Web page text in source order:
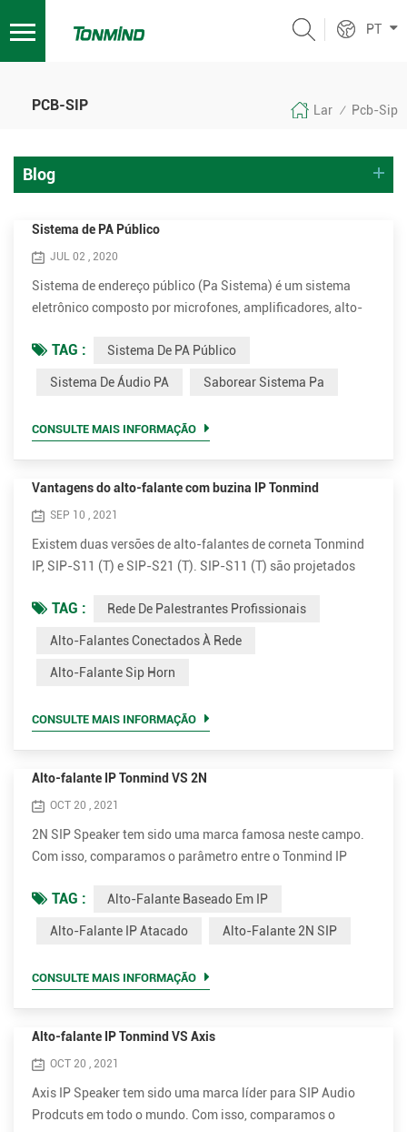
PT
PCB-SIP Lar / Pcb-Sip
Blog
Sistema de PA Público
JUL 02 , 2020
Sistema de endereço público (Pa Sistema) é um sistema
eletrônico composto por microfones, amplificadores, alto-
aparente (volume) de uma voz humana, instrumento
musical ou outra fonte de som acústico ou som gravado ou
suficientemente...
TAG : Sistema De PA Público
Sistema De Áudio PA Saborear Sistema Pa
CONSULTE MAIS INFORMAÇÃO
Vantagens do alto-falante com buzina IP Tonmind
SEP 10 , 2021
Existem duas versões de alto-falantes de corneta Tonmind
IP, SIP-S11 (T) e SIP-S21 (T). SIP-S11 (T) são projetados
aparência redonda cinza. Ambas as versões possuem
amplificadores de 15W e 30W opcionais. Conecte e
horn são muito simples de instalar. Suporta PoE (Power
TAG : Rede De Palestrantes Profissionais
Alto-Falantes Conectados À Rede
Alto-Falante Sip Horn
CONSULTE MAIS INFORMAÇÃO
Alto-falante IP Tonmind VS 2N
OCT 20 , 2021
2N SIP Speaker tem sido uma marca famosa neste campo.
Com isso, comparamos o parâmetro entre o Tonmind IP
baseado em IP Tonmind. • Suporta muito mais codec para
melhor qualidade de som, incluindo OPUS, MP1 / MP2 /
econômico. O preço ...
TAG : Alto-Falante Baseado Em IP
Alto-Falante IP Atacado Alto-Falante 2N SIP
CONSULTE MAIS INFORMAÇÃO
Alto-falante IP Tonmind VS Axis
OCT 20 , 2021
Axis IP Speaker tem sido uma marca líder para SIP Audio
Prodcuts em todo o mundo. Com isso, comparamos o